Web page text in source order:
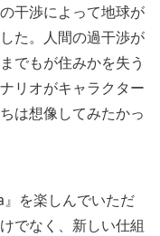
干渉によって地球が
た。人間の過干渉が
でもが住みかを失う
リオがキャラクター
は想像してみたかっ
』を楽しんでいただ
でなく、新しい仕組